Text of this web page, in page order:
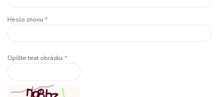
Heslo znovu *
Opíšte text obrázku *